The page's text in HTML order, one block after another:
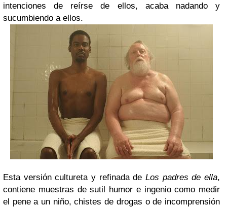
intenciones de reírse de ellos, acaba nadando y
sucumbiendo a ellos.
Esta versión cultureta y refinada de Los padres de ella,
contiene muestras de sutil humor e ingenio como medir
el pene a un niño, chistes de drogas o de incomprensión